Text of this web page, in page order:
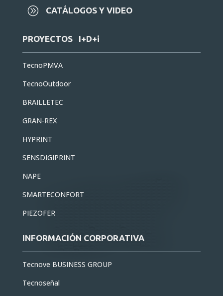
A CATÁLOGOS Y VIDEO
PROYECTOS I+D+i
TecnoPMVA
TecnoOutdoor
BRAILLETEC
GRAN-REX
HYPRINT
SENSDIGIPRINT
NAPE
SMARTECONFORT
PIEZOFER
INFORMACIÓN CORPORATIVA
Tecnove BUSINESS GROUP
Tecnoseñal